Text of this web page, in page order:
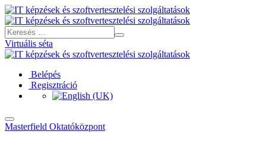
Virtuális séta
Belépés
Regisztráció
Masterfield Oktatóközpont